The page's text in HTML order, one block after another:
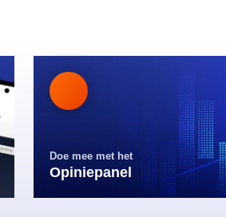
Doe mee met het
Opiniepanel